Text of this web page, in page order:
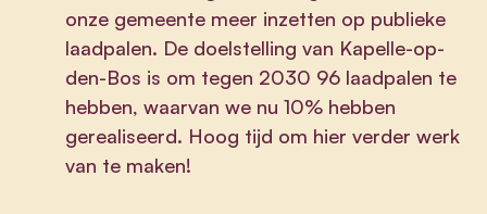
onze gemeente meer inzetten op publieke
laadpalen. De doelstelling van Kapelle-op-
den-Bos is om tegen 2030 96 laadpalen te
hebben, waarvan we nu 10% hebben
gerealiseerd. Hoog tijd om hier verder werk
van te maken!